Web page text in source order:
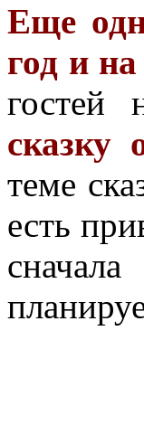
Еще
год и
гостей
сказку
теме
есть